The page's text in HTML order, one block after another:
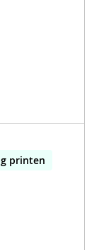
printen